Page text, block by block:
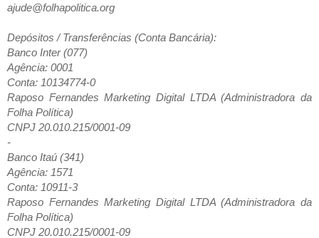
ajude@folhapolitica.org
Depósitos / Transferências (Conta Bancária):
Banco Inter (077)
Agência: 0001
Conta: 10134774-0
Raposo Fernandes Marketing Digital LTDA (Administradora da
Folha Política)
CNPJ 20.010.215/0001-09
-
Banco Itaú (341)
Agência: 1571
Conta: 10911-3
Raposo Fernandes Marketing Digital LTDA (Administradora da
Folha Política)
CNPJ 20.010.215/0001-09